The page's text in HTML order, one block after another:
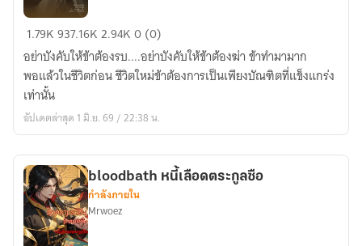
War
of
Emperor
สงคราม
ราชันย์
จักรพรรดิ
1.79K937.16K2.94K0 (0)
อย่าบังคับให้ข้าต้องรบ....อย่าบังคับให้ข้าต้องฆ่า ข้าทำมามาก
พอแล้วในชีวิตก่อน ชีวิตใหม่ข้าต้องการเป็นเพียงบัณฑิตที่แข็งแกร่ง
เท่านั้น
อัปเดตล่าสุด 1 มิ.ย. 69 / 22:38 น.
bloodbath หนี้เลือดตระกูลซือ
กำลังภายใน
Mrwoez